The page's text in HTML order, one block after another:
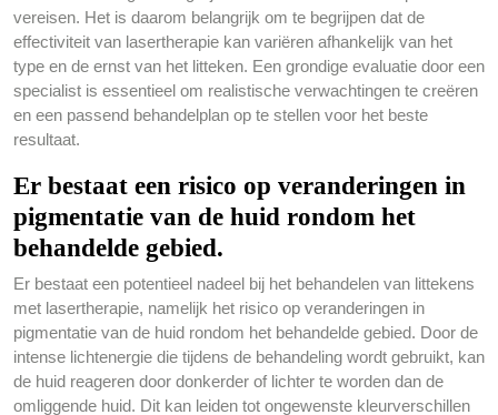
vereisen. Het is daarom belangrijk om te begrijpen dat de
effectiviteit van lasertherapie kan variëren afhankelijk van het
type en de ernst van het litteken. Een grondige evaluatie door een
specialist is essentieel om realistische verwachtingen te creëren
en een passend behandelplan op te stellen voor het beste
resultaat.
Er bestaat een risico op veranderingen in
pigmentatie van de huid rondom het
behandelde gebied.
Er bestaat een potentieel nadeel bij het behandelen van littekens
met lasertherapie, namelijk het risico op veranderingen in
pigmentatie van de huid rondom het behandelde gebied. Door de
intense lichtenergie die tijdens de behandeling wordt gebruikt, kan
de huid reageren door donkerder of lichter te worden dan de
omliggende huid. Dit kan leiden tot ongewenste kleurverschillen